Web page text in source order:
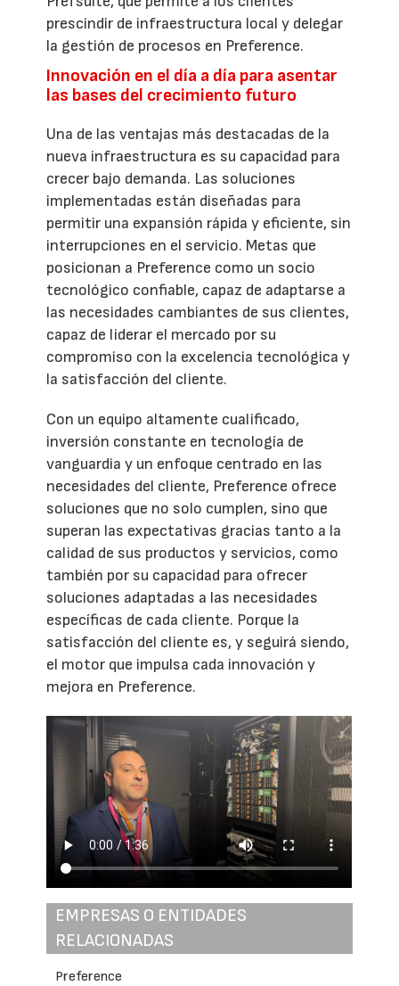
prescindir de infraestructura local y delegar
la gestión de procesos en Preference.
Innovación en el día a día para asentar
las bases del crecimiento futuro
Una de las ventajas más destacadas de la
nueva infraestructura es su capacidad para
crecer bajo demanda. Las soluciones
implementadas están diseñadas para
permitir una expansión rápida y eficiente, sin
interrupciones en el servicio. Metas que
posicionan a Preference como un socio
tecnológico confiable, capaz de adaptarse a
las necesidades cambiantes de sus clientes,
capaz de liderar el mercado por su
compromiso con la excelencia tecnológica y
la satisfacción del cliente.
Con un equipo altamente cualificado,
inversión constante en tecnología de
vanguardia y un enfoque centrado en las
necesidades del cliente, Preference ofrece
soluciones que no solo cumplen, sino que
superan las expectativas gracias tanto a la
calidad de sus productos y servicios, como
también por su capacidad para ofrecer
soluciones adaptadas a las necesidades
específicas de cada cliente. Porque la
satisfacción del cliente es, y seguirá siendo,
el motor que impulsa cada innovación y
mejora en Preference.
EMPRESAS O ENTIDADES
RELACIONADAS
Preference